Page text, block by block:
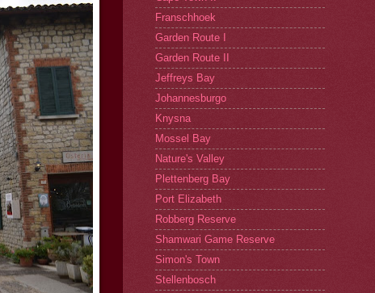
Franschhoek
Garden Route I
Garden Route II
Jeffreys Bay
Johannesburgo
Knysna
Mossel Bay
Nature's Valley
Plettenberg Bay
Port Elizabeth
Robberg Reserve
Shamwari Game Reserve
Simon's Town
Stellenbosch